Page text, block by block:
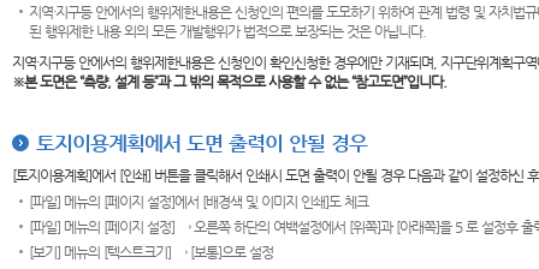
지역·지구등 안에서의 행위제한내용은 신청인의 편의를 도모하기 위하여 관계 법령 및 자치
된 행위제한 내용 외의 모든 개발행위가 법적으로 보장되는 것은 아닙니다.
지역·지구등 안에서의 행위제한내용은 신청인이 확인신청한 경우에만 기재되며, 지구단위계획
※본 도면은“측량, 설계 등”과 그 밖의 목적으로 사용할 수 없는 “참고도면”입니다.
토지이용계획에서 도면 출력이 안될 경우
[토지이용계획]에서 [인쇄] 버튼을 클릭해서 인쇄시 도면 출력이 안될 경우 다음과 같이 설정하신
[파일] 메뉴의 [페이지 설정]에서 [배경색 및 이미지 인쇄]도 체크
[파일] 메뉴의 [페이지 설정] → 오른쪽 하단의 여백설정에서 [위쪽]과 [아래쪽]을 5 로 설정후 출
[보기] 메뉴의 [텍스트크기] → [보통]으로 설정